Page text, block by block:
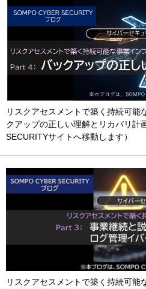
リスクアセスメントで築く持続可能
クアップの正しい理解とリカバリ計
SECURITYサイトへ移動します）
リスクアセスメントで築く持続可能